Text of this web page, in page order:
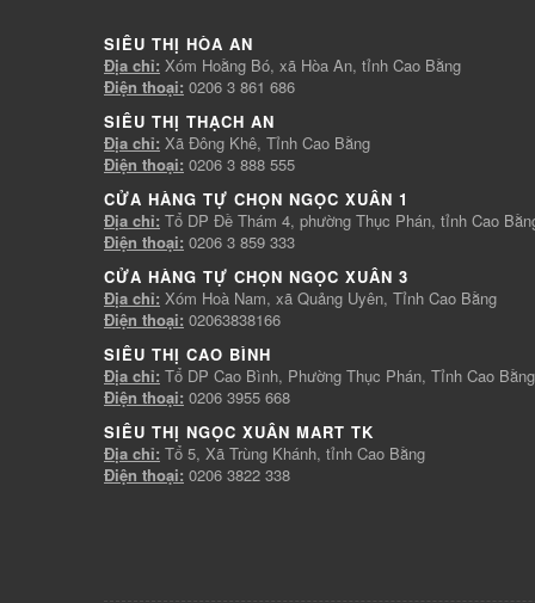
SIÊU THỊ HÒA AN
Địa chỉ: Xóm Hoằng Bó, xã Hòa An, tỉnh Cao Bằng
Điện thoại: 0206 3 861 686
SIÊU THỊ THẠCH AN
Địa chỉ: Xã Đông Khê, Tỉnh Cao Bằng
Điện thoại: 0206 3 888 555
CỬA HÀNG TỰ CHỌN NGỌC XUÂN 1
Địa chỉ: Tổ DP Đề Thám 4, phường Thục Phán, tỉnh Cao
Điện thoại: 0206 3 859 333
CỬA HÀNG TỰ CHỌN NGỌC XUÂN 3
Địa chỉ: Xóm Hoà Nam, xã Quảng Uyên, Tỉnh Cao Bằng
Điện thoại: 02063838166
SIÊU THỊ CAO BÌNH
Địa chỉ: Tổ DP Cao Bình, Phường Thục Phán, Tỉnh Cao Bằng
Điện thoại: 0206 3955 668
SIÊU THỊ NGỌC XUÂN MART TK
Địa chỉ: Tổ 5, Xã Trùng Khánh, tỉnh Cao Bằng
Điện thoại: 0206 3822 338